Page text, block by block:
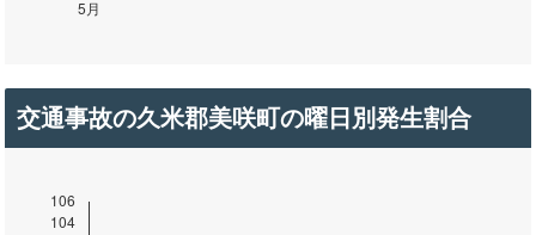
交通事故の久米郡美咲町の曜日別発生割合